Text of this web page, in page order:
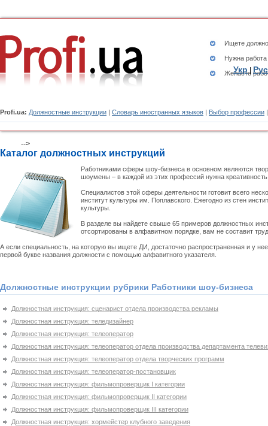
Ищете
Нужна
Желаете
Profi.ua: Должностные инструкции | Словарь иностранных языков | Выбор профессии
Укр| Рус
-->
Каталог должностных инструкций
Работниками сферы шоу-бизнеса в основном являются
шоумены – в каждой из этих профессий нужна
Специалистов этой сферы деятельности готовит всего
институт культуры им. Поплавского. Ежегодно из стен
культуры.
В разделе вы найдете свыше 65 примеров должностных
отсортированы в алфавитном порядке, вам не составит
А если специальность, на которую вы ищете ДИ, достаточно распространенная и у
первой букве названия должности с помощью алфавитного указателя.
Должностные инструкции рубрики Работники шоу-бизнеса
Должностная инструкция: сценарист отдела производства рекламы
Должностная инструкция: теледизайнер
Должностная инструкция: телеоператор
Должностная инструкция: телеоператор отдела производства департамента
Должностная инструкция: телеоператор отдела творческих программ
Должностная инструкция: телеоператор-постановщик
Должностная инструкция: фильмопроверщик I категории
Должностная инструкция: фильмопроверщик IІ категории
Должностная инструкция: фильмопроверщик IІІ категории
Должностная инструкция: хормейстер клубного заведения